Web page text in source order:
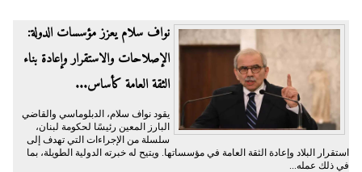
نواف سلام يعزز مؤسسات الدولة:
الإصلاحات والاستقرار وإعادة بناء
الثقة العامة كأساس...
يقود نواف سلام، الدبلوماسي والقاضي
البارز المعين رئيسًا لحكومة لبنان،
سلسلة من الإجراءات التي تهدف إلى
استقرار البلاد وإعادة الثقة العامة في مؤسساتها. ويتيح له خبرته الدولية الطويلة، بما
في ذلك عمله...